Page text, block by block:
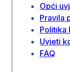
Opći
Pravila
Politika
Uvjeti
FAQ